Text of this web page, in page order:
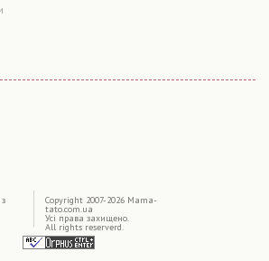
Copyright 2007-2026 Mama-
tato.com.ua
Усі права захищено.
All rights reserverd.